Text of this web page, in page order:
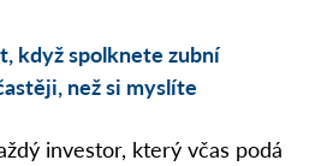
když spolknete zubní
než si myslíte
investor, který včas podá